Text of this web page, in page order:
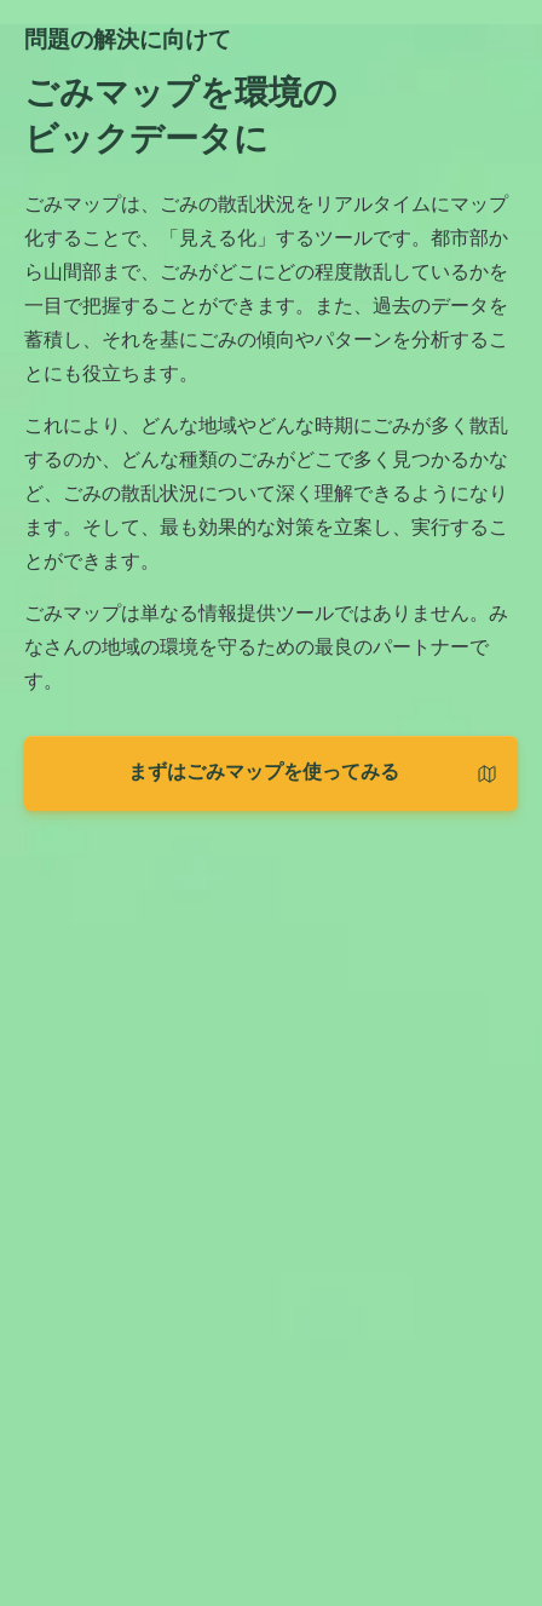
問題の解決に向けて
ごみマップを環境の
ビックデータに
ごみマップは、ごみの散乱状況をリアルタイムにマップ
化することで、「見える化」するツールです。都市部か
ら山間部まで、ごみがどこにどの程度散乱しているかを
一目で把握することができます。また、過去のデータを
蓄積し、それを基にごみの傾向やパターンを分析するこ
とにも役立ちます。
これにより、どんな地域やどんな時期にごみが多く散乱
するのか、どんな種類のごみがどこで多く見つかるかな
ど、ごみの散乱状況について深く理解できるようになり
ます。そして、最も効果的な対策を立案し、実行するこ
とができます。
ごみマップは単なる情報提供ツールではありません。み
なさんの地域の環境を守るための最良のパートナーで
す。
まずはごみマップを使ってみる